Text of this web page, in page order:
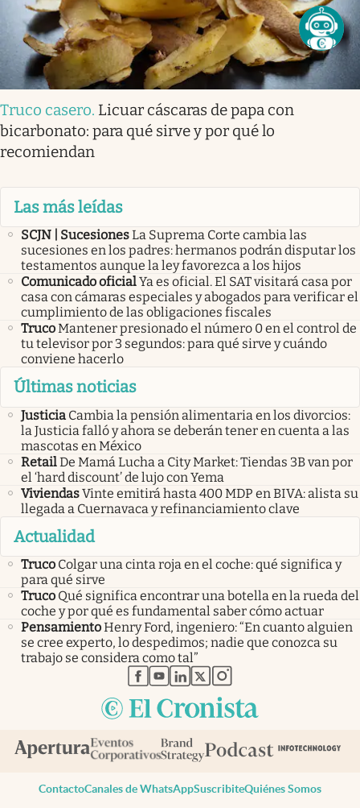
Truco casero. Licuar cáscaras de papa con
bicarbonato: para qué sirve y por qué lo
recomiendan
Las más leídas
SCJN | SucesionesLa Suprema Corte cambia las
sucesiones en los padres: hermanos podrán disputar los
testamentos aunque la ley favorezca a los hijos
Comunicado oficialYa es oficial. El SAT visitará casa por
casa con cámaras especiales y abogados para verificar el
cumplimiento de las obligaciones fiscales
TrucoMantener presionado el número 0 en el control de
tu televisor por 3 segundos: para qué sirve y cuándo
conviene hacerlo
Últimas noticias
Justicia Cambia la pensión alimentaria en los divorcios:
la Justicia falló y ahora se deberán tener en cuenta a las
mascotas en México
RetailDe Mamá Lucha a City Market: Tiendas 3B van por
el ‘hard discount’ de lujo con Yema
ViviendasVinte emitirá hasta 400 MDP en BIVA: alista su
llegada a Cuernavaca y refinanciamiento clave
Actualidad
Truco Colgar una cinta roja en el coche: qué significa y
para qué sirve
Truco Qué significa encontrar una botella en la rueda del
coche y por qué es fundamental saber cómo actuar
PensamientoHenry Ford, ingeniero: “En cuanto alguien
se cree experto, lo despedimos; nadie que conozca su
trabajo se considera como tal”
abre en nueva pestaña
abre en nueva pestaña
abre en nueva pestaña
abre en nueva pestaña
abre en nueva pestaña
ContactoCanales de WhatsAppSuscribiteQuiénes Somos